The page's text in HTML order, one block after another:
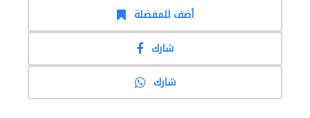
أضف للمفضلة
شارك
شارك